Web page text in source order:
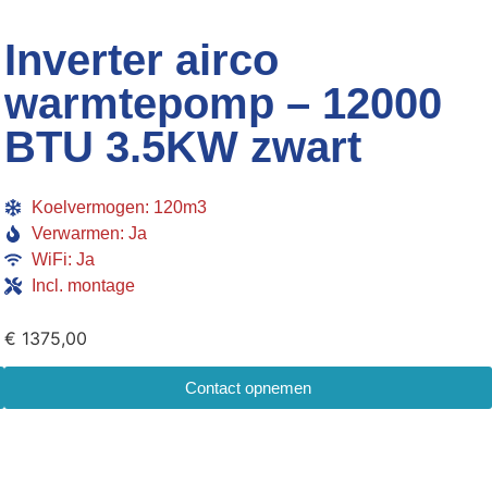
Inverter airco
warmtepomp – 12000
BTU 3.5KW zwart
Koelvermogen: 120m3
Verwarmen: Ja
WiFi: Ja
Incl. montage
€ 1375,00
Contact opnemen